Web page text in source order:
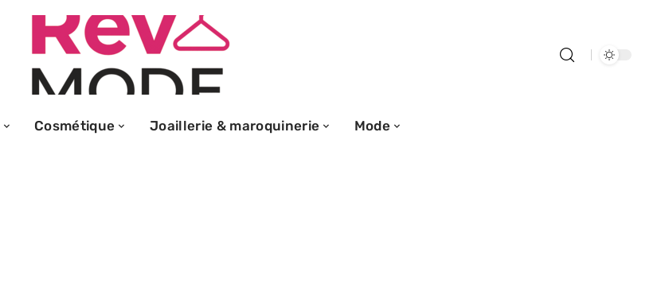
Cosmétique Joaillerie & maroquinerie Mode